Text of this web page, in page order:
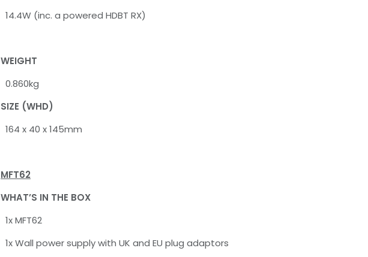
14.4W (inc. a powered HDBT RX)
WEIGHT
0.860kg
SIZE (WHD)
164 x 40 x 145mm
MFT62
WHAT’S IN THE BOX
1x MFT62
1x Wall power supply with UK and EU plug adaptors